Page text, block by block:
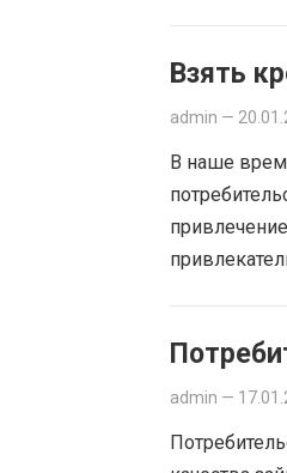
Взять
admin —
В наше
admin —